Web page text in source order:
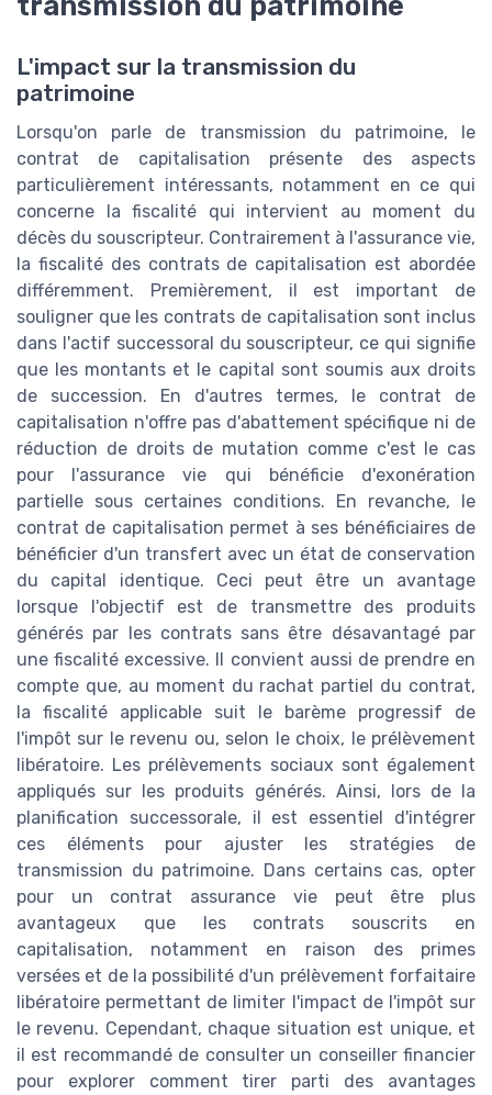
L'impact sur la transmission du
patrimoine
Lorsqu'on parle de transmission du patrimoine, le
contrat de capitalisation présente des aspects
particulièrement intéressants, notamment en ce qui
concerne la fiscalité qui intervient au moment du
décès du souscripteur. Contrairement à l'assurance vie,
la fiscalité des contrats de capitalisation est abordée
différemment. Premièrement, il est important de
souligner que les contrats de capitalisation sont inclus
dans l'actif successoral du souscripteur, ce qui signifie
que les montants et le capital sont soumis aux droits
de succession. En d'autres termes, le contrat de
capitalisation n'offre pas d'abattement spécifique ni de
réduction de droits de mutation comme c'est le cas
pour l'assurance vie qui bénéficie d'exonération
partielle sous certaines conditions. En revanche, le
contrat de capitalisation permet à ses bénéficiaires de
bénéficier d'un transfert avec un état de conservation
du capital identique. Ceci peut être un avantage
lorsque l'objectif est de transmettre des produits
générés par les contrats sans être désavantagé par
une fiscalité excessive. Il convient aussi de prendre en
compte que, au moment du rachat partiel du contrat,
la fiscalité applicable suit le barème progressif de
l'impôt sur le revenu ou, selon le choix, le prélèvement
libératoire. Les prélèvements sociaux sont également
appliqués sur les produits générés. Ainsi, lors de la
planification successorale, il est essentiel d'intégrer
ces éléments pour ajuster les stratégies de
transmission du patrimoine. Dans certains cas, opter
pour un contrat assurance vie peut être plus
avantageux que les contrats souscrits en
capitalisation, notamment en raison des primes
versées et de la possibilité d'un prélèvement forfaitaire
libératoire permettant de limiter l'impact de l'impôt sur
le revenu. Cependant, chaque situation est unique, et
il est recommandé de consulter un conseiller financier
pour explorer comment tirer parti des avantages